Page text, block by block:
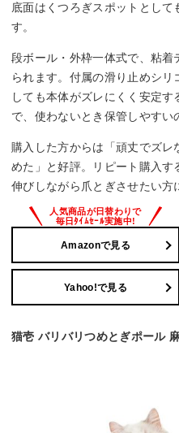
底面はくつろぎスポットとし
す。
段ボール・外枠一体式で、粘
られます。付属の滑り止めシ
しても本体がズレにくく安定
で、使わないとき保管しやすい
購入した方からは「頑丈でズ
めた」と好評。リピート購入
伸びしながら爪とぎさせたい方
Amazonで見る
Yahoo!で見る
猫壱 バリバリつめとぎポール